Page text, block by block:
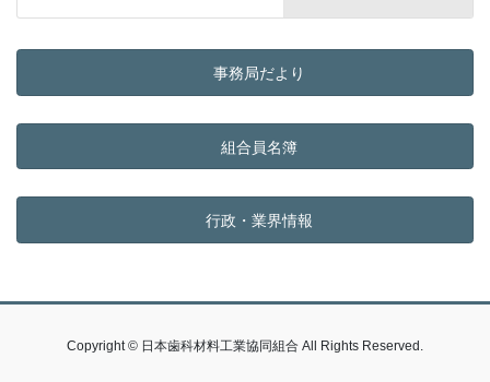
事務局だより
組合員名簿
行政・業界情報
Copyright © 日本歯科材料工業協同組合 All Rights Reserved.